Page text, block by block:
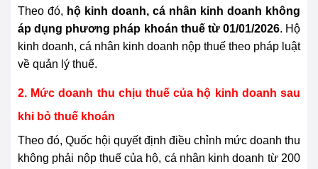
Theo đó, hộ kinh doanh, cá nhân kinh doanh không
áp dụng phương pháp khoán thuế từ 01/01/2026. Hộ
kinh doanh, cá nhân kinh doanh nộp thuế theo pháp luật
về quản lý thuế.
2. Mức doanh thu chịu thuế của hộ kinh doanh sau
khi bỏ thuế khoán
Theo đó, Quốc hội quyết định điều chỉnh mức doanh thu
không phải nộp thuế của hộ, cá nhân kinh doanh từ 200